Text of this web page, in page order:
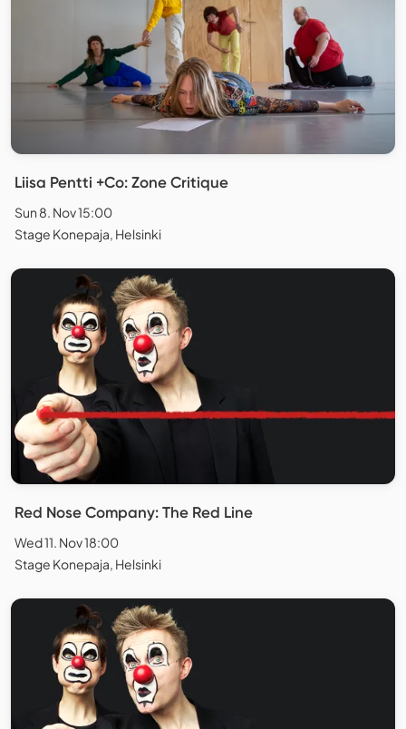
Liisa Pentti +Co: Zone Critique
Sun 8. Nov 15:00
Stage Konepaja, Helsinki
Red Nose Company: The Red Line
Wed 11. Nov 18:00
Stage Konepaja, Helsinki